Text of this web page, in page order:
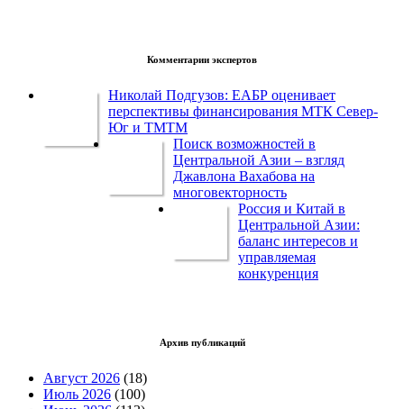
Комментарии экспертов
Николай Подгузов: ЕАБР оценивает
перспективы финансирования МТК Север-
Юг и ТМТМ
Поиск возможностей в
Центральной Азии – взгляд
Джавлона Вахабова на
многовекторность
Россия и Китай в
Центральной Азии:
баланс интересов и
управляемая
конкуренция
Архив публикаций
Август 2026 (18)
Июль 2026 (100)